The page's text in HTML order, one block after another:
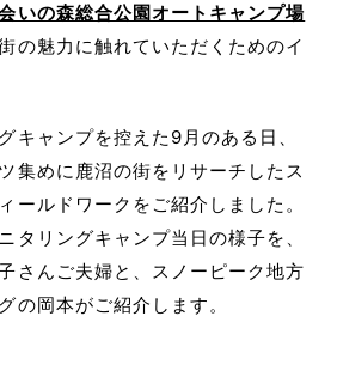
いの森総合公園オートキャンプ場
の魅力に触れていただくためのイ
キャンプを控えた9月のある日、
集めに鹿沼の街をリサーチしたス
ールドワークをご紹介しました。
タリングキャンプ当日の様子を、
さんご夫婦と、スノーピーク地方
の岡本がご紹介します。